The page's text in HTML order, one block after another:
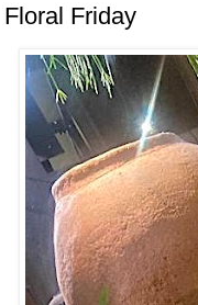
Floral Friday